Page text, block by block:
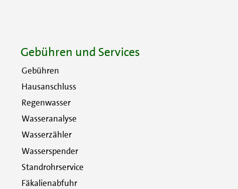
Gebühren und Services
Gebühren
Hausanschluss
Regenwasser
Wasseranalyse
Wasserzähler
Wasserspender
Standrohrservice
Fäkalienabfuhr